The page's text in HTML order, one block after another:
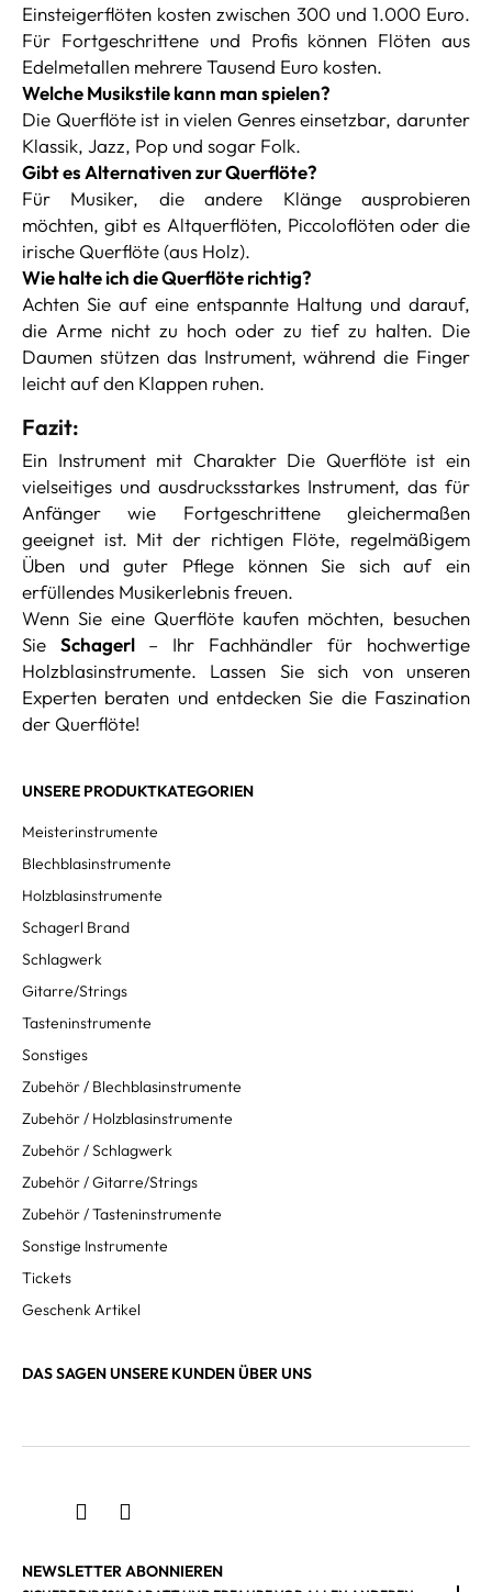
Einsteigerflöten kosten zwischen 300 und 1.000 Euro.
Für Fortgeschrittene und Profis können Flöten aus
Edelmetallen mehrere Tausend Euro kosten.
Welche Musikstile kann man spielen?
Die Querflöte ist in vielen Genres einsetzbar, darunter
Klassik, Jazz, Pop und sogar Folk.
Gibt es Alternativen zur Querflöte?
Für Musiker, die andere Klänge ausprobieren
möchten, gibt es Altquerflöten, Piccoloflöten oder die
irische Querflöte (aus Holz).
Wie halte ich die Querflöte richtig?
Achten Sie auf eine entspannte Haltung und darauf,
die Arme nicht zu hoch oder zu tief zu halten. Die
Daumen stützen das Instrument, während die Finger
leicht auf den Klappen ruhen.
Fazit:
Ein Instrument mit Charakter Die Querflöte ist ein
vielseitiges und ausdrucksstarkes Instrument, das für
Anfänger wie Fortgeschrittene gleichermaßen
geeignet ist. Mit der richtigen Flöte, regelmäßigem
Üben und guter Pflege können Sie sich auf ein
erfüllendes Musikerlebnis freuen.
Wenn Sie eine Querflöte kaufen möchten, besuchen
Sie Schagerl – Ihr Fachhändler für hochwertige
Holzblasinstrumente. Lassen Sie sich von unseren
Experten beraten und entdecken Sie die Faszination
der Querflöte!
UNSERE PRODUKTKATEGORIEN
Meisterinstrumente
Blechblasinstrumente
Holzblasinstrumente
Schagerl Brand
Schlagwerk
Gitarre/Strings
Tasteninstrumente
Sonstiges
Zubehör / Blechblasinstrumente
Zubehör / Holzblasinstrumente
Zubehör / Schlagwerk
Zubehör / Gitarre/Strings
Zubehör / Tasteninstrumente
Sonstige Instrumente
Tickets
Geschenk Artikel
DAS SAGEN UNSERE KUNDEN ÜBER UNS
NEWSLETTER ABONNIEREN